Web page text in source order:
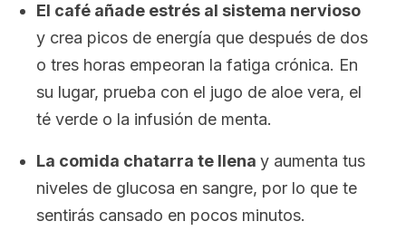
El café añade estrés al sistema nervioso
y crea picos de energía que después de dos
o tres horas empeoran la fatiga crónica. En
su lugar, prueba con el jugo de aloe vera, el
té verde o la infusión de menta.
La comida chatarra te llena y aumenta tus
niveles de glucosa en sangre, por lo que te
sentirás cansado en pocos minutos.